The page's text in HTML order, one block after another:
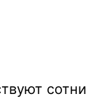
сотни